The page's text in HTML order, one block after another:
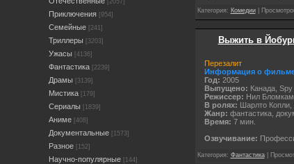
[2057]
Приключения [954]
Семейные [241]
Триллеры [3203]
Ужасы [4136]
Фантастика [2239]
Драмы [3139]
Мистика [179]
Сериалы [1839]
Аниме [408]
Документальные [1573]
Разное [152]
Научно-популярные [144]
Категория: Комедии|
Выжить в
Перезалит
Информация о
Год: 2005
Выпущено: Канада, Spy
Режиссер: Нил
В ролях: Шарлто Копли,
Жанр: фантастика,
Время: 7 мин.
Озвучивание:
Категория: Фантастика|